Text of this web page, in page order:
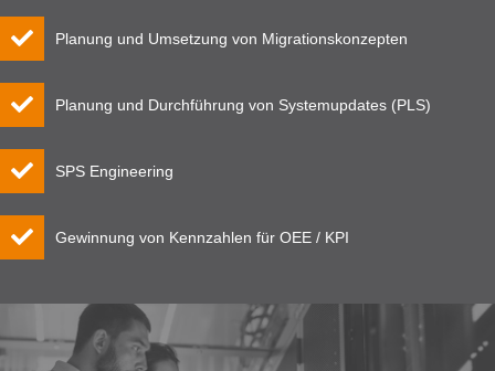
Planung und Umsetzung von Migrationskonzepten
Planung und Durchführung von Systemupdates (PLS)
SPS Engineering
Gewinnung von Kennzahlen für OEE / KPI